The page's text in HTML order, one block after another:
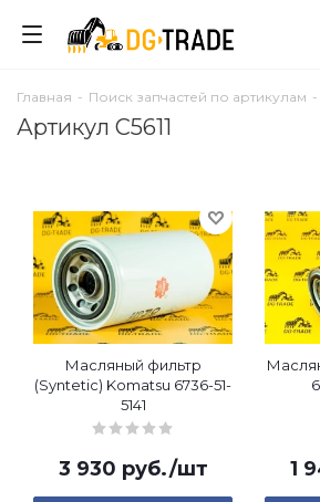
Главная - Поиск запчастей по артикулам -
Артикул C5611
Масляный фильтр
(Syntetic) Komatsu 6736-51-
5141
3 930 руб./шт 1